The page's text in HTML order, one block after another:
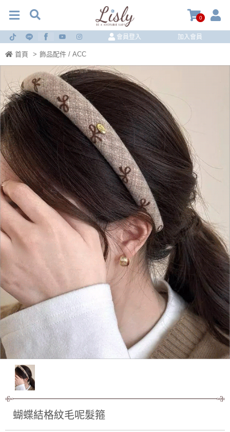
0
會員登入 加入會員
首頁 > 飾品配件 / ACC
蝴蝶結格紋毛呢髮箍